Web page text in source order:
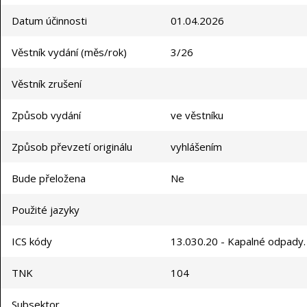
Datum účinnosti 01.04.2026
Věstník vydání (měs/rok) 3/26
Věstník zrušení
Způsob vydání ve věstníku
Způsob převzetí originálu vyhlášením
Bude přeložena Ne
Použité jazyky
ICS kódy 13.030.20 - Kapalné
TNK 104